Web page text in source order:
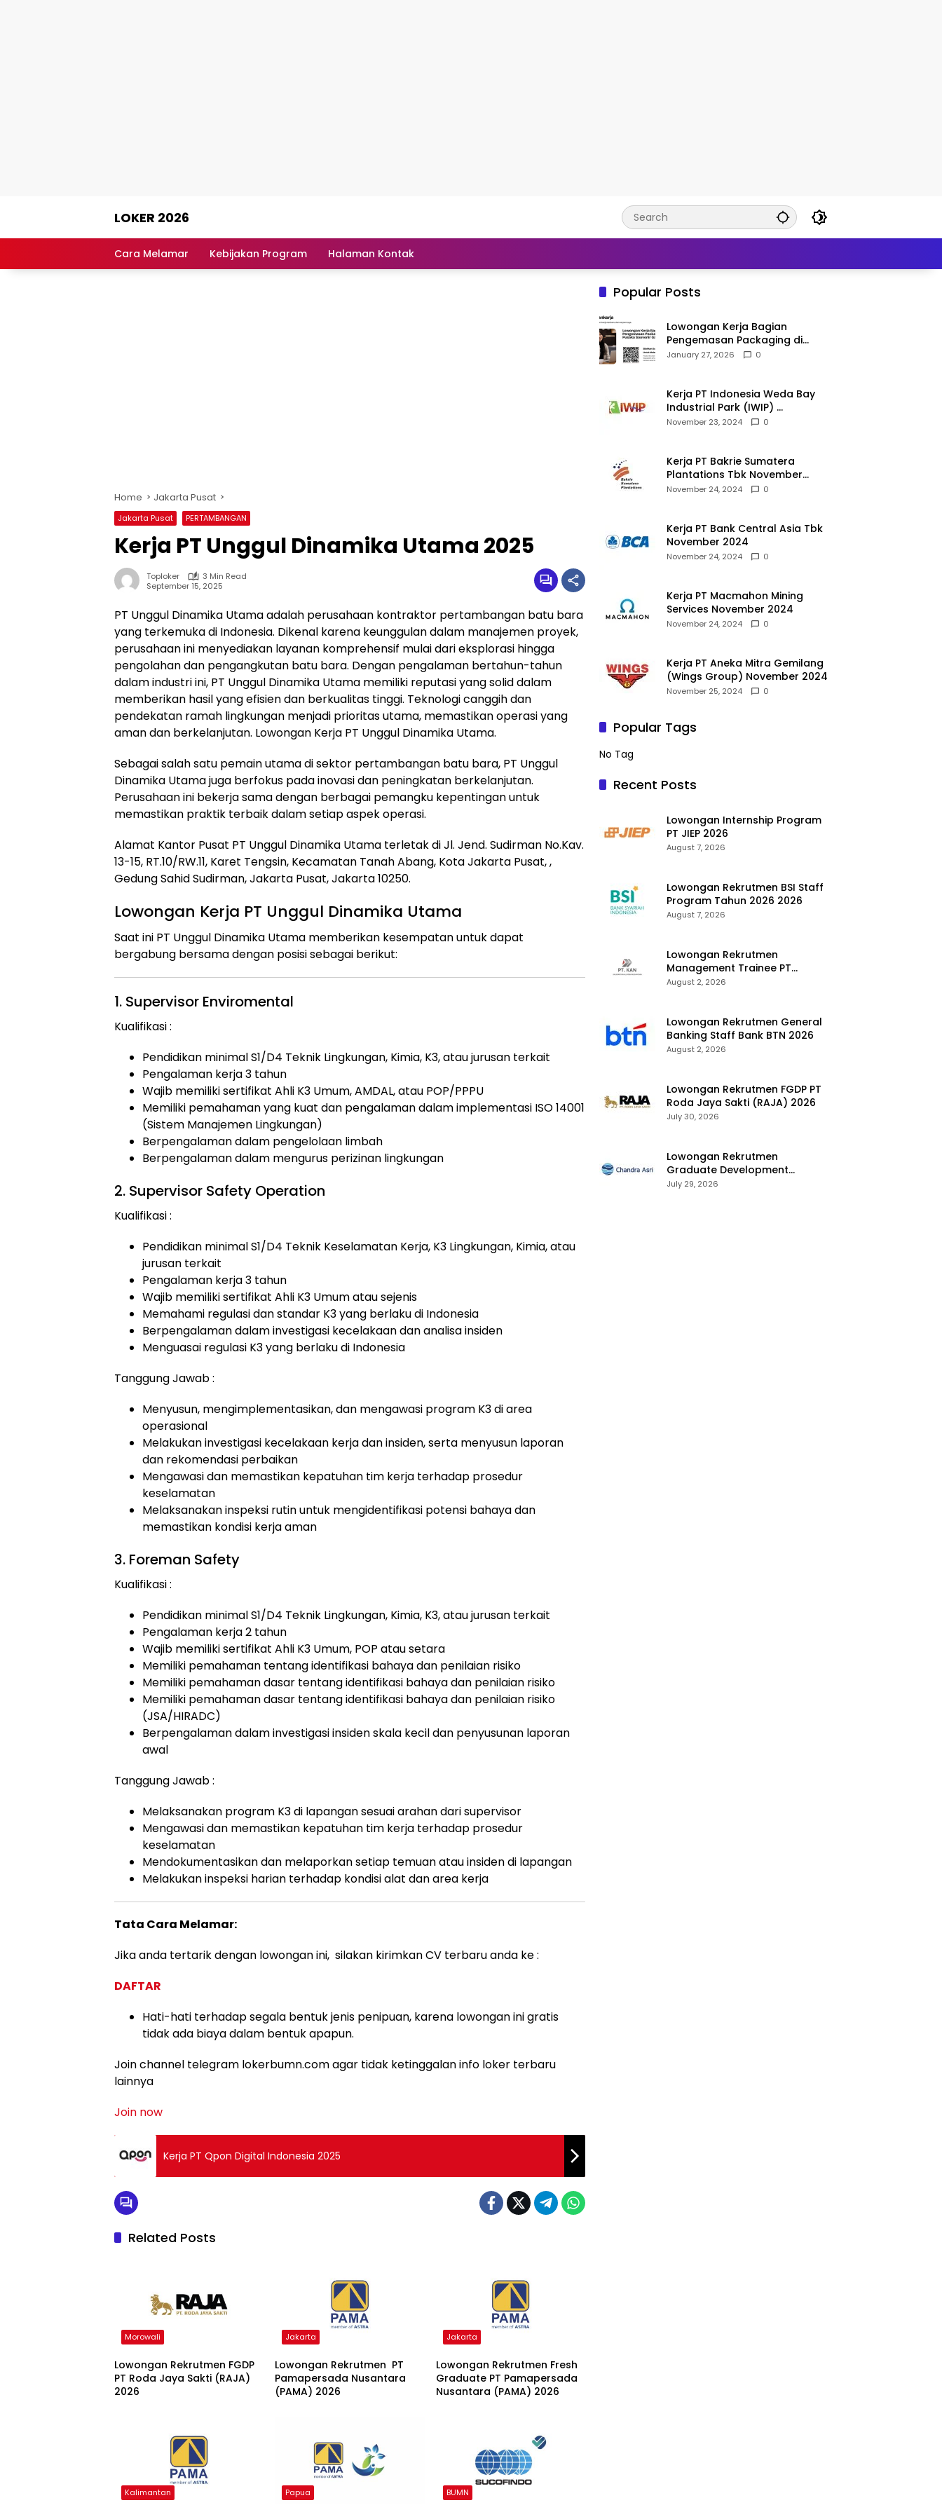
LOKER 2026
Lowongan
Cara Melamar Kebijakan Program Halaman Kontak
Home Jakarta Pusat
Jakarta Pusat PERTAMBANGAN
Kerja PT Unggul Dinamika Utama 2025
Toploker
3 Min Read
September 15, 2025
PT Unggul Dinamika Utama adalah perusahaan kontraktor pertambangan batu bara
yang terkemuka di Indonesia. Dikenal karena keunggulan dalam manajemen proyek,
perusahaan ini menyediakan layanan komprehensif mulai dari eksplorasi hingga
pengolahan dan pengangkutan batu bara. Dengan pengalaman bertahun-tahun
dalam industri ini, PT Unggul Dinamika Utama memiliki reputasi yang solid dalam
memberikan hasil yang efisien dan berkualitas tinggi. Teknologi canggih dan
pendekatan ramah lingkungan menjadi prioritas utama, memastikan operasi yang
aman dan berkelanjutan. Lowongan Kerja PT Unggul Dinamika Utama.
Sebagai salah satu pemain utama di sektor pertambangan batu bara, PT Unggul
Dinamika Utama juga berfokus pada inovasi dan peningkatan berkelanjutan.
Perusahaan ini bekerja sama dengan berbagai pemangku kepentingan untuk
memastikan praktik terbaik dalam setiap aspek operasi.
Alamat Kantor Pusat PT Unggul Dinamika Utama terletak di Jl. Jend. Sudirman No.Kav.
13-15, RT.10/RW.11, Karet Tengsin, Kecamatan Tanah Abang, Kota Jakarta Pusat, ,
Gedung Sahid Sudirman, Jakarta Pusat, Jakarta 10250.
Lowongan Kerja PT Unggul Dinamika Utama
Saat ini PT Unggul Dinamika Utama memberikan kesempatan untuk dapat
bergabung bersama dengan posisi sebagai berikut:
1. Supervisor Enviromental
Kualifikasi :
Pendidikan minimal S1/D4 Teknik Lingkungan, Kimia, K3, atau jurusan terkait
Pengalaman kerja 3 tahun
Wajib memiliki sertifikat Ahli K3 Umum, AMDAL, atau POP/PPPU
Memiliki pemahaman yang kuat dan pengalaman dalam implementasi ISO 14001
(Sistem Manajemen Lingkungan)
Berpengalaman dalam pengelolaan limbah
Berpengalaman dalam mengurus perizinan lingkungan
2. Supervisor Safety Operation
Kualifikasi :
Pendidikan minimal S1/D4 Teknik Keselamatan Kerja, K3 Lingkungan, Kimia, atau
jurusan terkait
Pengalaman kerja 3 tahun
Wajib memiliki sertifikat Ahli K3 Umum atau sejenis
Memahami regulasi dan standar K3 yang berlaku di Indonesia
Berpengalaman dalam investigasi kecelakaan dan analisa insiden
Menguasai regulasi K3 yang berlaku di Indonesia
Tanggung Jawab :
Menyusun, mengimplementasikan, dan mengawasi program K3 di area
operasional
Melakukan investigasi kecelakaan kerja dan insiden, serta menyusun laporan
dan rekomendasi perbaikan
Mengawasi dan memastikan kepatuhan tim kerja terhadap prosedur
keselamatan
Melaksanakan inspeksi rutin untuk mengidentifikasi potensi bahaya dan
memastikan kondisi kerja aman
3. Foreman Safety
Kualifikasi :
Pendidikan minimal S1/D4 Teknik Lingkungan, Kimia, K3, atau jurusan terkait
Pengalaman kerja 2 tahun
Wajib memiliki sertifikat Ahli K3 Umum, POP atau setara
Memiliki pemahaman tentang identifikasi bahaya dan penilaian risiko
Memiliki pemahaman dasar tentang identifikasi bahaya dan penilaian risiko
Memiliki pemahaman dasar tentang identifikasi bahaya dan penilaian risiko
(JSA/HIRADC)
Berpengalaman dalam investigasi insiden skala kecil dan penyusunan laporan
awal
Tanggung Jawab :
Melaksanakan program K3 di lapangan sesuai arahan dari supervisor
Mengawasi dan memastikan kepatuhan tim kerja terhadap prosedur
keselamatan
Mendokumentasikan dan melaporkan setiap temuan atau insiden di lapangan
Melakukan inspeksi harian terhadap kondisi alat dan area kerja
Tata Cara Melamar:
Jika anda tertarik dengan lowongan ini, silakan kirimkan CV terbaru anda ke :
DAFTAR
Hati-hati terhadap segala bentuk jenis penipuan, karena lowongan ini gratis
tidak ada biaya dalam bentuk apapun.
Join channel telegram lokerbumn.com agar tidak ketinggalan info loker terbaru
lainnya
Join now
Kerja PT Qpon Digital Indonesia 2025
Related Posts
Morowali
Lowongan Rekrutmen FGDP
PT Roda Jaya Sakti (RAJA)
2026
Jakarta
Lowongan Rekrutmen PT
Pamapersada Nusantara
(PAMA) 2026
Jakarta
Lowongan Rekrutmen Fresh
Graduate PT Pamapersada
Nusantara (PAMA) 2026
Kalimantan Papua BUMN
Popular Posts
Lowongan Kerja Bagian
Pengemasan Packaging di
Pusaka Souvenir Gallery
January 27, 2026 0
Kerja PT Indonesia Weda Bay
Industrial Park (IWIP)
November 2024
November 23, 2024 0
Kerja PT Bakrie Sumatera
Plantations Tbk November
2024
November 24, 2024 0
Kerja PT Bank Central Asia Tbk
November 2024
November 24, 2024 0
Kerja PT Macmahon Mining
Services November 2024
November 24, 2024 0
Kerja PT Aneka Mitra Gemilang
(Wings Group) November 2024
November 25, 2024 0
Popular Tags
No Tag
Recent Posts
Lowongan Internship Program
PT JIEP 2026
August 7, 2026
Lowongan Rekrutmen BSI Staff
Program Tahun 2026 2026
August 7, 2026
Lowongan Rekrutmen
Management Trainee PT
Kalimantan Alumina Nusantara
August 2, 2026
Lowongan Rekrutmen General
Banking Staff Bank BTN 2026
August 2, 2026
Lowongan Rekrutmen FGDP PT
Roda Jaya Sakti (RAJA) 2026
July 30, 2026
Lowongan Rekrutmen
Graduate Development
Program Chandra Asri Group
July 29, 2026